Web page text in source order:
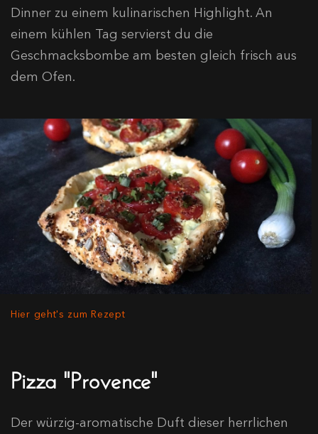
Dinner zu einem kulinarischen Highlight. An
einem kühlen Tag servierst du die
Geschmacksbombe am besten gleich frisch aus
dem Ofen.
Hier geht's zum Rezept
Pizza "Provence"
Der würzig-aromatische Duft dieser herrlichen